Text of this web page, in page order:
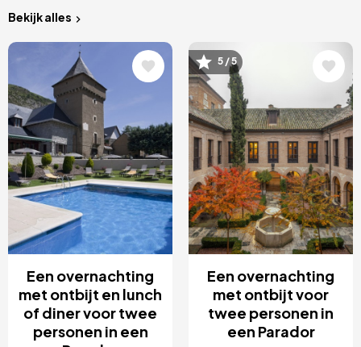
Bekijk alles
Afbeelding
Een overnachting
met ontbijt en lunch
of diner voor twee
personen in een
Afbeelding
5 / 5
Een overnachting
met ontbijt voor
twee personen in
een Parador